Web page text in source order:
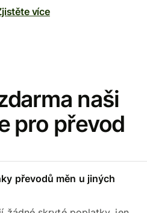
více
naši
pro převod
převodů měn u jiných